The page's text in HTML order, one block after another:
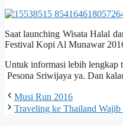
Saat launching Wisata Halal
Festival Kopi Al Munawar
Untuk informasi lebih lengkap
Pesona Sriwijaya ya. Dan
Musi Run 2016
Traveling ke Thailand